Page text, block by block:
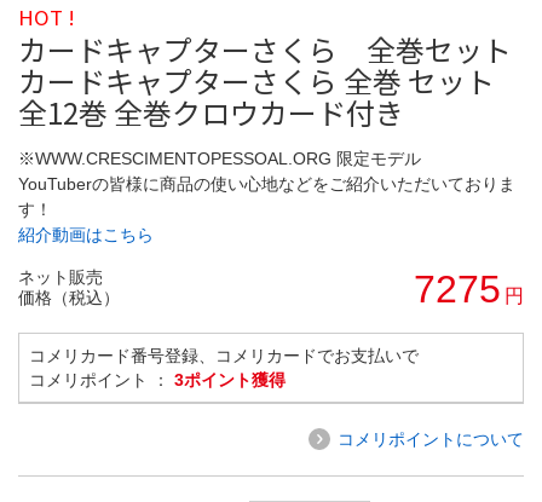
HOT !
カードキャプターさくら 全巻セット
カードキャプターさくら 全巻 セット
全12巻 全巻クロウカード付き
※WWW.CRESCIMENTOPESSOAL.ORG 限定モデル
YouTuberの皆様に商品の使い心地などをご紹介いただいておりま
す！
紹介動画はこちら
ネット販売
価格（税込）
7275 円
コメリカード番号登録、コメリカードでお支払いで
コメリポイント ： 3ポイント獲得
コメリポイントについて